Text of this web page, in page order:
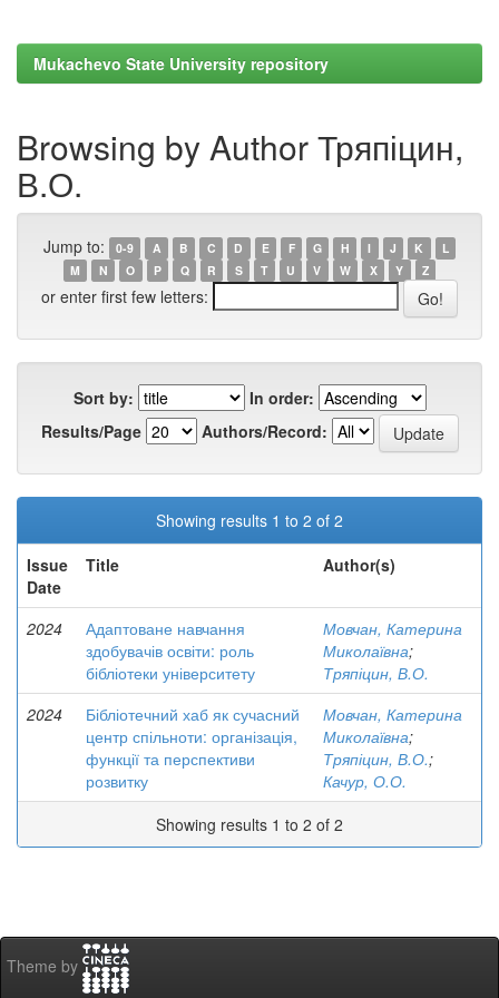
Mukachevo State University repository
Browsing by Author Тряпіцин,
В.О.
Jump to: 0-9 A B C D E F G H I J K
L
M
N O P Q R S T U V W X Y Z
or enter first few letters:
Sort by:
In order:
Results/Page
Authors/Record:
Showing results 1 to 2 of 2
Issue
Date
Title Author(s)
2024
Адаптоване навчання
здобувачів освіти: роль
бібліотеки університету
Мовчан, Катерина
Миколаївна;
Тряпіцин, В.О.
2024
Бібліотечний хаб як сучасний
центр спільноти: організація,
функції та перспективи
розвитку
Мовчан, Катерина
Миколаївна;
Тряпіцин, В.О.;
Качур, О.О.
Showing results 1 to 2 of 2
Theme by